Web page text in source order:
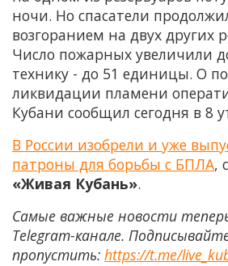
ночи. Но спасатели
возгоранием на двух других
Число пожарных увеличили
технику - до 51 единицы. О
ликвидации пламени
Кубани сообщил сегодня в 8
В России изобрели и уже
патроны для борьбы с БПЛА,
«Живая Кубань».
Самые важные новости
Telegram-канале.
пропустить: https://t.me/